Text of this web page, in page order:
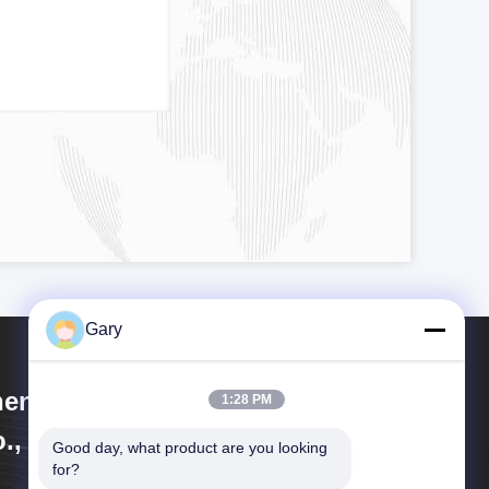
Hengyang Industrial
Ltd
Gary
1:28 PM
Good day, what product are you looking
for?